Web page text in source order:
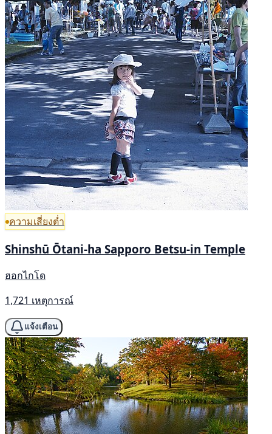
ความเสี่ยงต่ำ
Shinshū Ōtani-ha Sapporo Betsu-in Temple
ฮอกไกโด
1,721 เหตุการณ์
แจ้งเตือน